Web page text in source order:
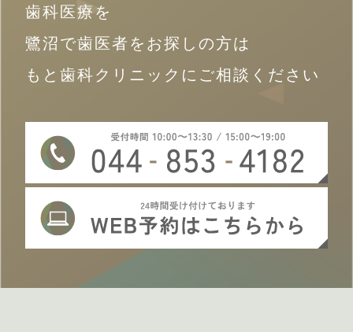
歯科医療を
鷺沼で歯医者をお探しの方は
もと歯科クリニックにご相談ください